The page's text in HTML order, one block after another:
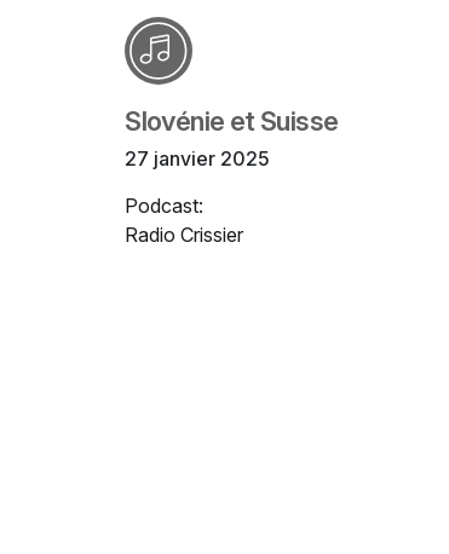
Slovénie et Suisse
27 janvier 2025
Podcast:
Radio Crissier